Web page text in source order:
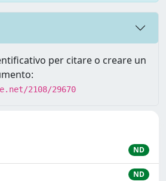
per citare o creare un
2108/29670
ND
ND